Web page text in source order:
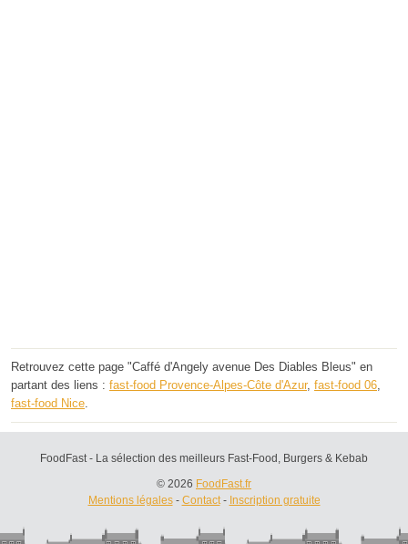
Retrouvez cette page "Caffé d'Angely avenue Des Diables Bleus" en
partant des liens : fast-food Provence-Alpes-Côte d'Azur, fast-food 06,
fast-food Nice.
FoodFast - La sélection des meilleurs Fast-Food, Burgers & Kebab
© 2026 FoodFast.fr
Mentions légales- Contact- Inscription gratuite